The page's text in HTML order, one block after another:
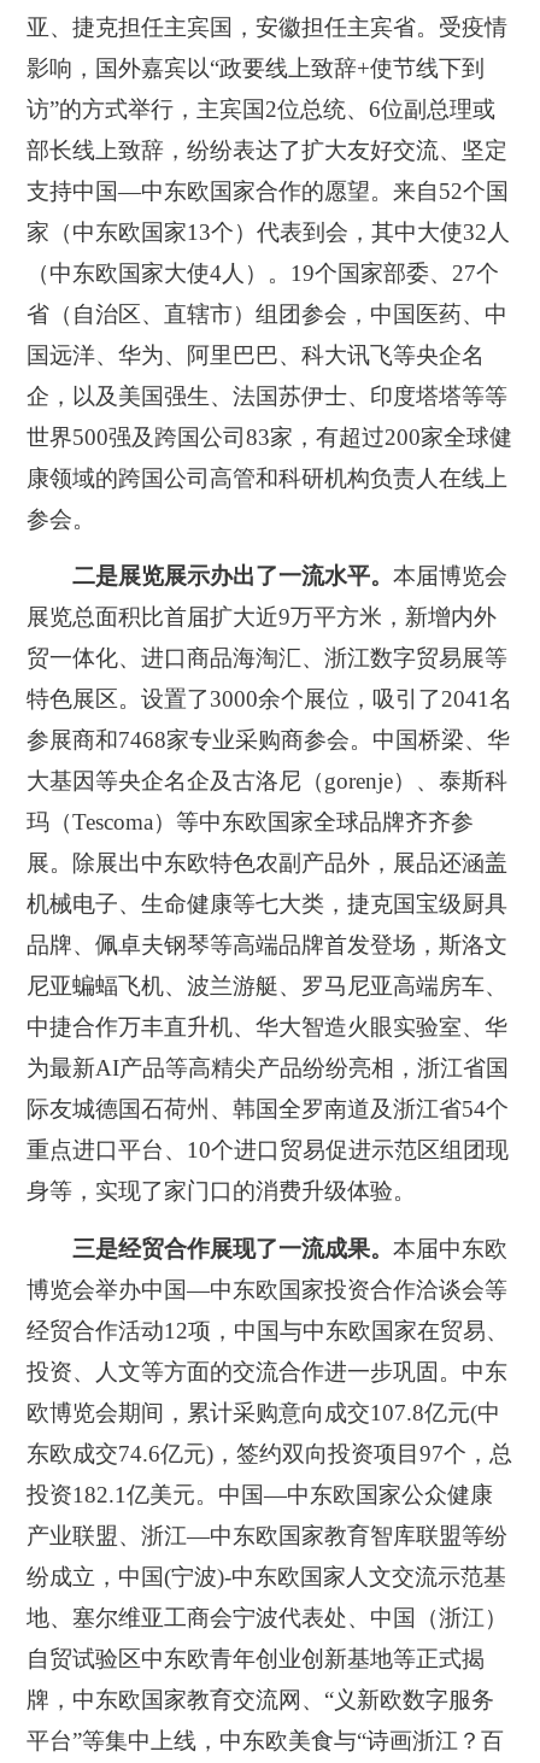
亚、捷克担任主宾国，安徽担任主宾省。受疫情
影响，国外嘉宾以“政要线上致辞+使节线下到
访”的方式举行，主宾国2位总统、6位副总理或
部长线上致辞，纷纷表达了扩大友好交流、坚定
支持中国—中东欧国家合作的愿望。来自52个国
家（中东欧国家13个）代表到会，其中大使32人
（中东欧国家大使4人）。19个国家部委、27个
省（自治区、直辖市）组团参会，中国医药、中
国远洋、华为、阿里巴巴、科大讯飞等央企名
企，以及美国强生、法国苏伊士、印度塔塔等等
世界500强及跨国公司83家，有超过200家全球健
康领域的跨国公司高管和科研机构负责人在线上
参会。
二是展览展示办出了一流水平。本届博览会
展览总面积比首届扩大近9万平方米，新增内外
贸一体化、进口商品海淘汇、浙江数字贸易展等
特色展区。设置了3000余个展位，吸引了2041名
参展商和7468家专业采购商参会。中国桥梁、华
大基因等央企名企及古洛尼（gorenje）、泰斯科
玛（Tescoma）等中东欧国家全球品牌齐齐参
展。除展出中东欧特色农副产品外，展品还涵盖
机械电子、生命健康等七大类，捷克国宝级厨具
品牌、佩卓夫钢琴等高端品牌首发登场，斯洛文
尼亚蝙蝠飞机、波兰游艇、罗马尼亚高端房车、
中捷合作万丰直升机、华大智造火眼实验室、华
为最新AI产品等高精尖产品纷纷亮相，浙江省国
际友城德国石荷州、韩国全罗南道及浙江省54个
重点进口平台、10个进口贸易促进示范区组团现
身等，实现了家门口的消费升级体验。
三是经贸合作展现了一流成果。本届中东欧
博览会举办中国—中东欧国家投资合作洽谈会等
经贸合作活动12项，中国与中东欧国家在贸易、
投资、人文等方面的交流合作进一步巩固。中东
欧博览会期间，累计采购意向成交107.8亿元(中
东欧成交74.6亿元)，签约双向投资项目97个，总
投资182.1亿美元。中国—中东欧国家公众健康
产业联盟、浙江—中东欧国家教育智库联盟等纷
纷成立，中国(宁波)-中东欧国家人文交流示范基
地、塞尔维亚工商会宁波代表处、中国（浙江）
自贸试验区中东欧青年创业创新基地等正式揭
牌，中东欧国家教育交流网、“义新欧数字服务
平台”等集中上线，中东欧美食与“诗画浙江？百